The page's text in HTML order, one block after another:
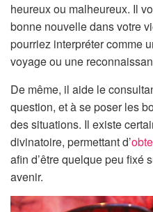
heureux ou malheureux. Il
bonne nouvelle dans votre
pourriez interpréter comme
voyage ou une
De même, il aide le
question, et à se poser les
des situations. Il existe
divinatoire, permettant d’
afin d’être quelque peu fixé
avenir.